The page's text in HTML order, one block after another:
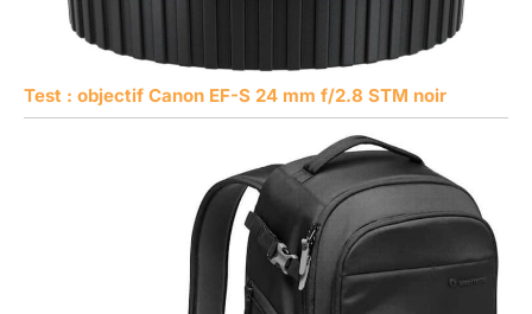
Test : objectif Canon EF-S 24 mm f/2.8 STM noir